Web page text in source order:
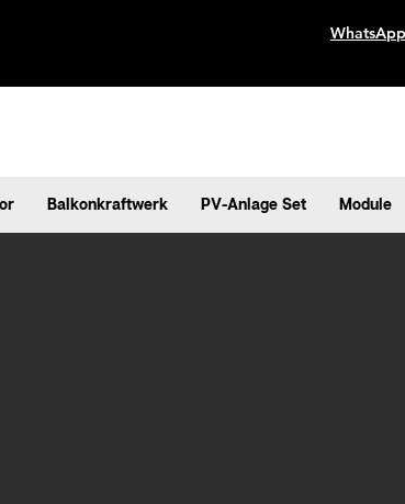
WhatsApp
Balkonkraftwerk PV-Anlage Set Module